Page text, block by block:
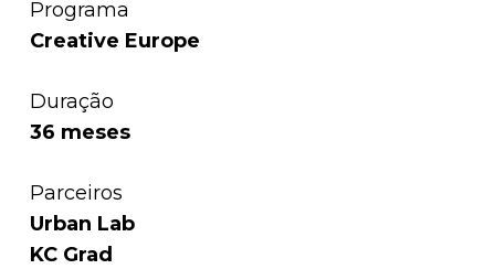
Programa
Creative Europe
Duração
36 meses
Parceiros
Urban Lab
KC Grad